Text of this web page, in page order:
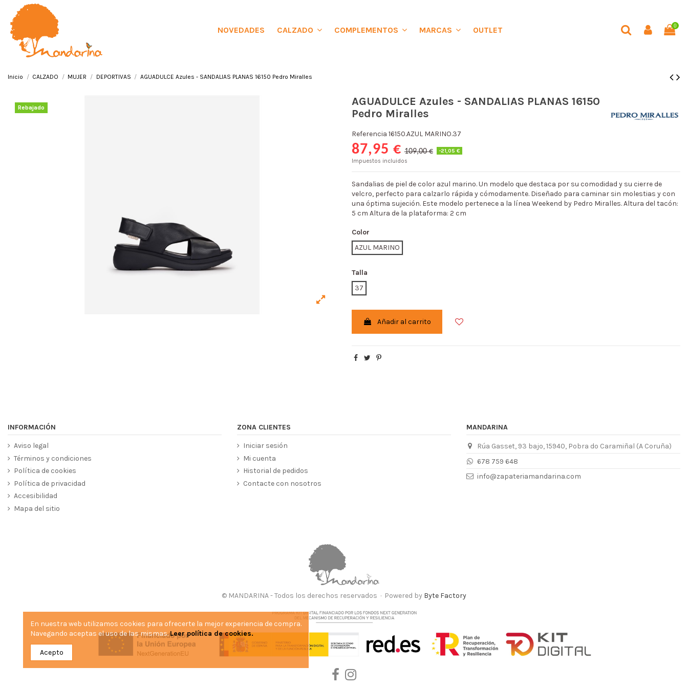
NOVEDADES CALZADO COMPLEMENTOS MARCAS OUTLET 0
Inicio CALZADO MUJER DEPORTIVAS AGUADULCE Azules - SANDALIAS PLANAS 16150 Pedro Miralles
Rebajado
AGUADULCE Azules - SANDALIAS PLANAS 16150
Pedro Miralles
Referencia 16150.AZUL MARINO.37
87,95 € 109,00 €
-21,05 €
Impuestos incluidos
Sandalias de piel de color azul marino. Un modelo que destaca por su comodidad y su cierre de
velcro, perfecto para calzarlo rápida y cómodamente. Diseñado para caminar sin molestias y con
una óptima sujeción. Este modelo pertenece a la línea Weekend by Pedro Miralles. Altura del tacón:
5 cm Altura de la plataforma: 2 cm
Color
AZUL MARINO
Talla
37
Añadir al carrito
INFORMACIÓN
Aviso legal
Términos y condiciones
Política de cookies
Política de privacidad
Accesibilidad
Mapa del sitio
ZONA CLIENTES
Iniciar sesión
Mi cuenta
Historial de pedidos
Contacte con nosotros
MANDARINA
Rúa Gasset, 93 bajo, 15940, Pobra do Caramiñal (A Coruña)
678 759 648
info@zapateriamandarina.com
© MANDARINA - Todos los derechos reservados · Powered by Byte Factory
En nuestra web utilizamos cookies para ofrecerte la mejor experiencia de compra.
Navegando aceptas el uso de las mismas.Leer política de cookies.
Acepto